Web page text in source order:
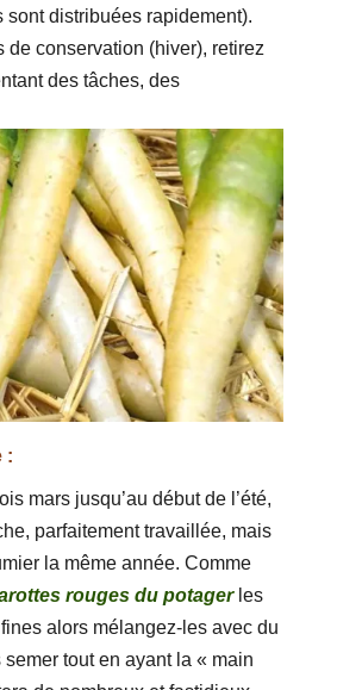
sont distribuées rapidement).
de conservation (hiver), retirez
des tâches, des
:
mars jusqu’au début de l’été,
parfaitement travaillée, mais
la même année. Comme
rouges du potagerles
alors mélangez-les avec du
tout en ayant la « main